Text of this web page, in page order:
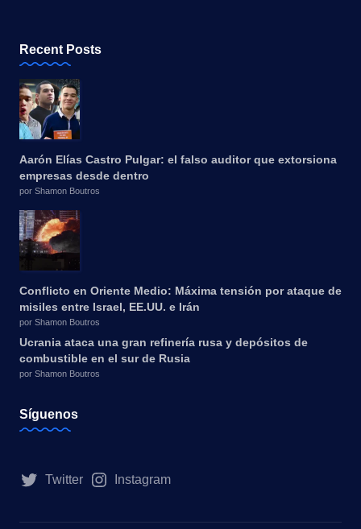
Recent Posts
Aarón Elías Castro Pulgar: el falso auditor que extorsiona
empresas desde dentro
por Shamon Boutros
Conflicto en Oriente Medio: Máxima tensión por ataque de
misiles entre Israel, EE.UU. e Irán
por Shamon Boutros
Ucrania ataca una gran refinería rusa y depósitos de
combustible en el sur de Rusia
por Shamon Boutros
Síguenos
Twitter Instagram